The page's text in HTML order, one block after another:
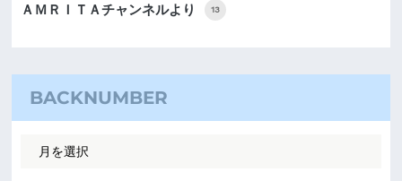
ＡＭＲＩＴＡチャンネルより 13
BACKNUMBER